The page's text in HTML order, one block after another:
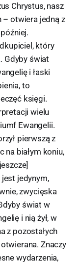
Chrystus, nasz
– otwiera jedną z
który
Gdyby świat
i łaski
to
księgi.
wielu
Ewangelii.
pierwszą z
na białym koniu,
jedynym,
zwycięska
świat w
i nią żył, w
z pozostałych
Znaczy
wydarzenia,